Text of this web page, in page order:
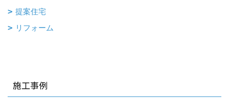
提案住宅
リフォーム
施工事例